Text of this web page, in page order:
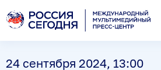
24 сентября 2024, 13:00